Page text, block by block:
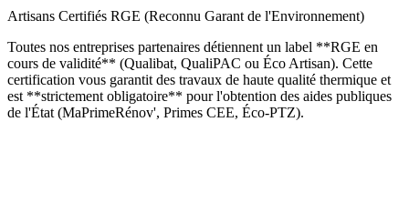
Artisans Certifiés RGE (Reconnu Garant de l'Environnement)
Toutes nos entreprises partenaires détiennent un label **RGE en
cours de validité** (Qualibat, QualiPAC ou Éco Artisan). Cette
certification vous garantit des travaux de haute qualité thermique et
est **strictement obligatoire** pour l'obtention des aides publiques
de l'État (MaPrimeRénov', Primes CEE, Éco-PTZ).